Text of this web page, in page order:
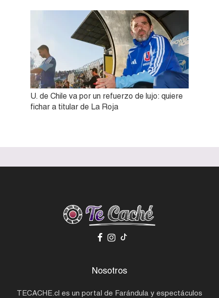
U. de Chile va por un refuerzo de lujo: quiere
fichar a titular de La Roja
Nosotros
TECACHE.cl es un portal de Farándula y espectáculos